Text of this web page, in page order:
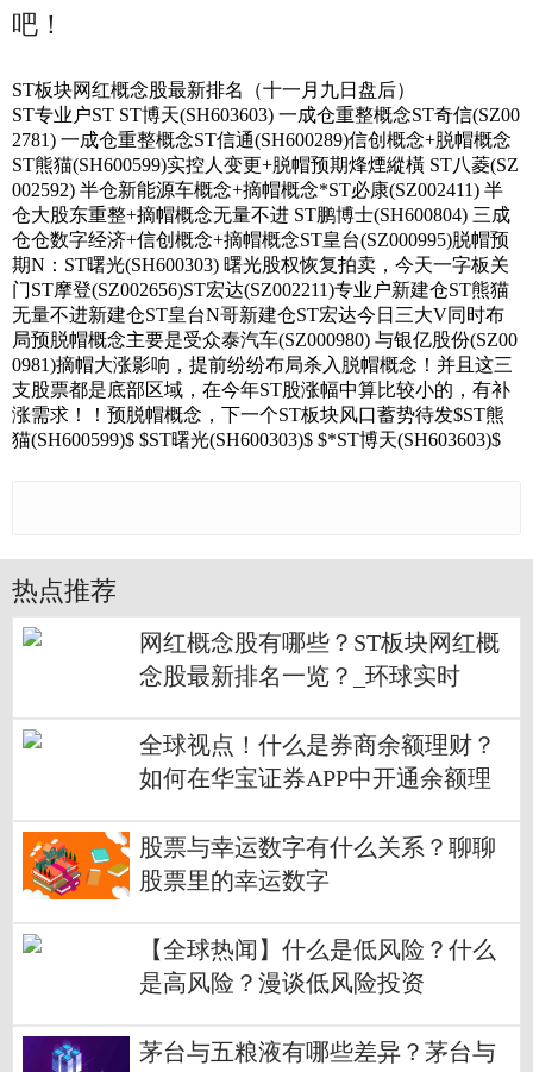
吧！
ST板块网红概念股最新排名（十一月九日盘后）
ST专业户ST ST博天(SH603603) 一成仓重整概念ST奇信(SZ00
2781) 一成仓重整概念ST信通(SH600289)信创概念+脱帽概念
ST熊猫(SH600599)实控人变更+脱帽预期烽煙縱橫 ST八菱(SZ
002592) 半仓新能源车概念+摘帽概念*ST必康(SZ002411) 半
仓大股东重整+摘帽概念无量不进 ST鹏博士(SH600804) 三成
仓仓数字经济+信创概念+摘帽概念ST皇台(SZ000995)脱帽预
期N：ST曙光(SH600303) 曙光股权恢复拍卖，今天一字板关
门ST摩登(SZ002656)ST宏达(SZ002211)专业户新建仓ST熊猫
无量不进新建仓ST皇台N哥新建仓ST宏达今日三大V同时布
局预脱帽概念主要是受众泰汽车(SZ000980) 与银亿股份(SZ00
0981)摘帽大涨影响，提前纷纷布局杀入脱帽概念！并且这三
支股票都是底部区域，在今年ST股涨幅中算比较小的，有补
涨需求！！预脱帽概念，下一个ST板块风口蓄势待发$ST熊
猫(SH600599)$ $ST曙光(SH600303)$ $*ST博天(SH603603)$
热点推荐
网红概念股有哪些？ST板块网红概
念股最新排名一览？_环球实时
全球视点！什么是券商余额理财？
如何在华宝证券APP中开通余额理
股票与幸运数字有什么关系？聊聊
股票里的幸运数字
【全球热闻】什么是低风险？什么
是高风险？漫谈低风险投资
茅台与五粮液有哪些差异？茅台与